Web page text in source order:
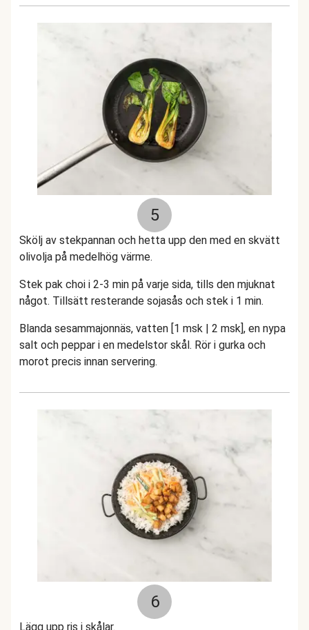
5
Skölj av stekpannan och hetta upp den med en skvätt
olivolja på medelhög värme.
Stek pak choi i 2-3 min på varje sida, tills den mjuknat
något. Tillsätt resterande sojasås och stek i 1 min.
Blanda sesammajonnäs, vatten [1 msk | 2 msk], en nypa
salt och peppar i en medelstor skål. Rör i gurka och
morot precis innan servering.
6
Lägg upp ris i skålar.